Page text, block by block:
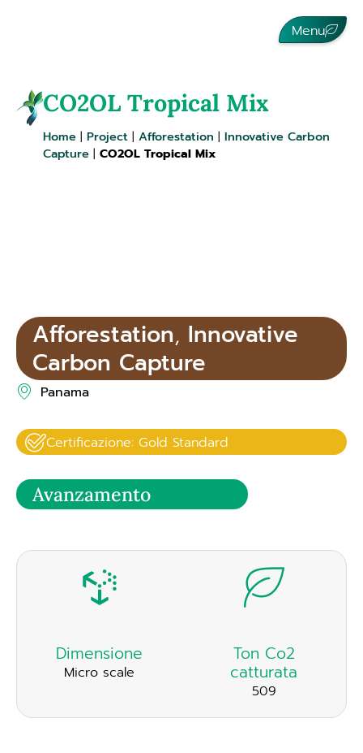
Menu
CO2OL Tropical Mix
Home| Project| Afforestation | Innovative Carbon
Capture| CO2OL Tropical Mix
Afforestation, Innovative
Carbon Capture
Panama
Certificazione: Gold Standard
Avanzamento
Dimensione
Micro scale
Ton Co2
catturata
509